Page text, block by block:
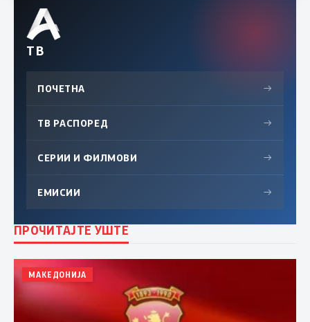
ТВ
ПОЧЕТНА →
ТВ РАСПОРЕД →
СЕРИИ И ФИЛМОВИ →
ЕМИСИИ →
ПРОЧИТАЈТЕ УШТЕ
МАКЕДОНИЈА